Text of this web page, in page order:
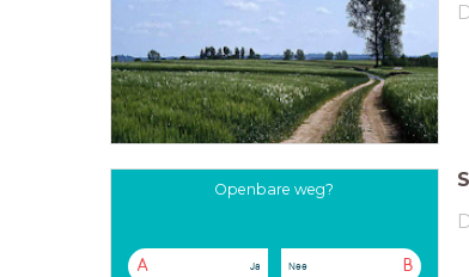
Openbare weg?
A Ja B
Nee